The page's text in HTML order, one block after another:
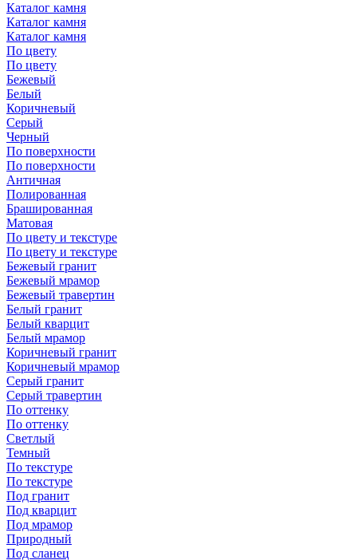
Каталог камня
Каталог камня
Каталог камня
По цвету
По цвету
Бежевый
Белый
Коричневый
Серый
Черный
По поверхности
По поверхности
Античная
Полированная
Брашированная
Матовая
По цвету и текстуре
По цвету и текстуре
Бежевый гранит
Бежевый мрамор
Бежевый травертин
Белый гранит
Белый кварцит
Белый мрамор
Коричневый гранит
Коричневый мрамор
Серый гранит
Серый травертин
По оттенку
По оттенку
Светлый
Темный
По текстуре
По текстуре
Под гранит
Под кварцит
Под мрамор
Природный
Под сланец